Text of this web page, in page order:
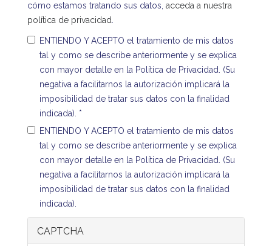
cómo estamos tratando sus datos, acceda a nuestra
política de privacidad
ENTIENDO Y ACEPTO el tratamiento de mis datos
tal y como se describe anteriormente y se explica
con mayor detalle en la Política de Privacidad. (Su
negativa a facilitarnos la autorización implicará la
imposibilidad de tratar sus datos con la finalidad
indicada). *
ENTIENDO Y ACEPTO el tratamiento de mis datos
tal y como se describe anteriormente y se explica
con mayor detalle en la Política de Privacidad. (Su
negativa a facilitarnos la autorización implicará la
imposibilidad de tratar sus datos con la finalidad
indicada).
CAPTCHA